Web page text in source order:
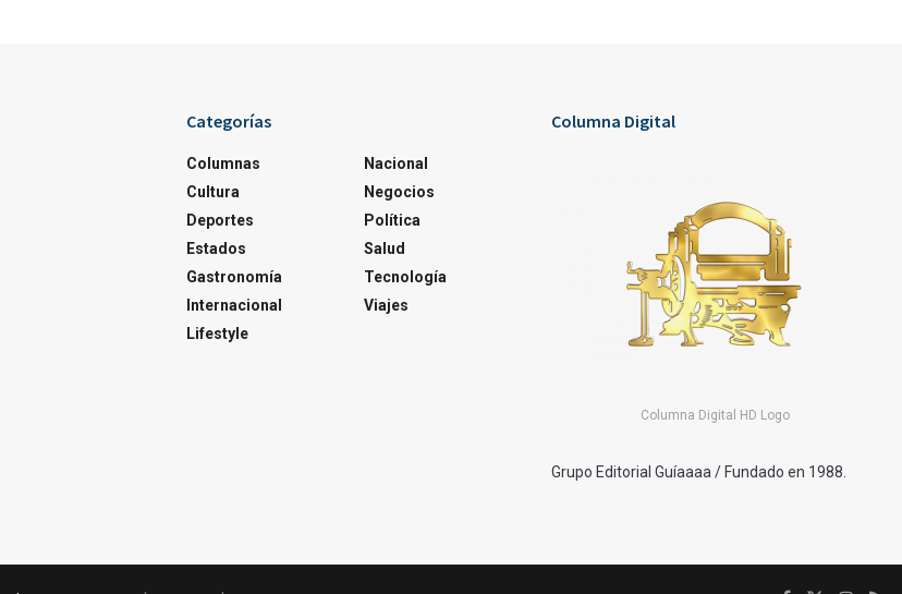
Categorías
Columnas
Cultura
Deportes
Estados
Gastronomía
Internacional
Lifestyle
Nacional
Negocios
Política
Salud
Tecnología
Viajes
Columna Digital
Columna Digital HD Logo
Grupo Editorial Guíaaaa / Fundado en 1988.